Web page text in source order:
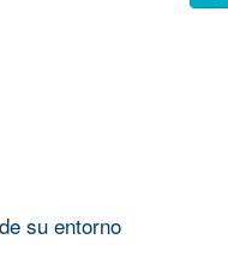
su entorno